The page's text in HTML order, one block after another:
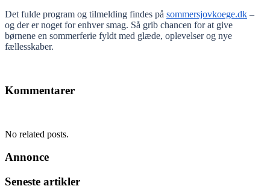
Det fulde program og tilmelding findes på sommersjovkoege.dk –
og der er noget for enhver smag. Så grib chancen for at give
børnene en sommerferie fyldt med glæde, oplevelser og nye
fællesskaber.
Kommentarer
No related posts.
Annonce
Seneste artikler